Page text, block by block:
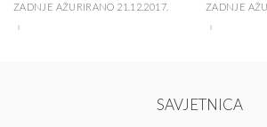
ZADNJE AŽURIRANO 21.12.2017. ZADNJE
SAVJETNICA